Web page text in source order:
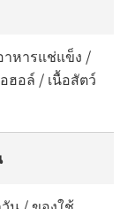
าหารแช่แข็ง /
ฮอล์ / เนื้อสัตว์